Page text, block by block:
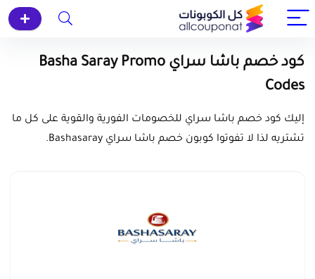
كود خصم باشا سراي Basha Saray Promo
Codes
إليك كود خصم باشا سراي للخصومات الفورية والقوية على كل ما
تشتريه لذا لا تفوتوا كوبون خصم باشا سراي Bashasaray.